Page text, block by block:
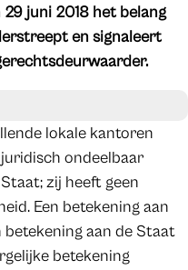
juni 2018 het belang
en signaleert
lokale kantoren
ondeelbaar
zij heeft geen
Een betekening aan
aan de Staat
betekening